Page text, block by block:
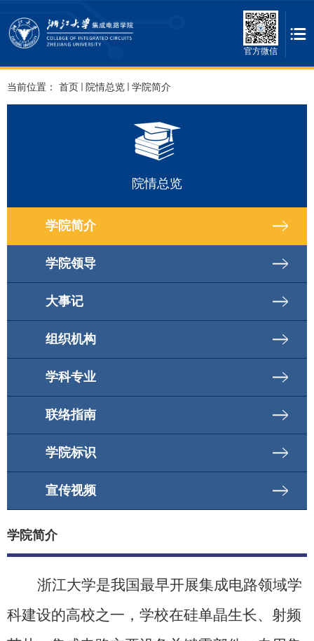
官方微信
当前位置： 首页 院情总览 学院简介
院情总览
学院简介
学院领导
大事记
组织机构
学科专业
联络指南
学院标识
宣传视频
学院简介
浙江大学是我国最早开展集成电路领域学
科建设的高校之一，学校在硅单晶生长、射频